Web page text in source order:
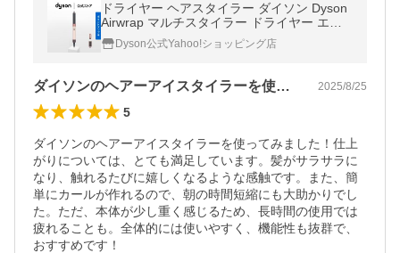
ドライヤー ヘアスタイラー ダイソン Dyson
Airwrap マルチスタイラー ドライヤー エア
ラップ セラミックピンク ダイソン HS05 VL
P ENT
Dyson公式Yahoo!ショッピング店
ダイソンのヘアーアイスタイラーを使って… 2025/8/25
5
ダイソンのヘアーアイスタイラーを使ってみました！仕上
がりについては、とても満足しています。髪がサラサラに
なり、触れるたびに嬉しくなるような感触です。また、簡
単にカールが作れるので、朝の時間短縮にも大助かりでし
た。ただ、本体が少し重く感じるため、長時間の使用では
疲れることも。全体的には使いやすく、機能性も抜群で、
おすすめです！